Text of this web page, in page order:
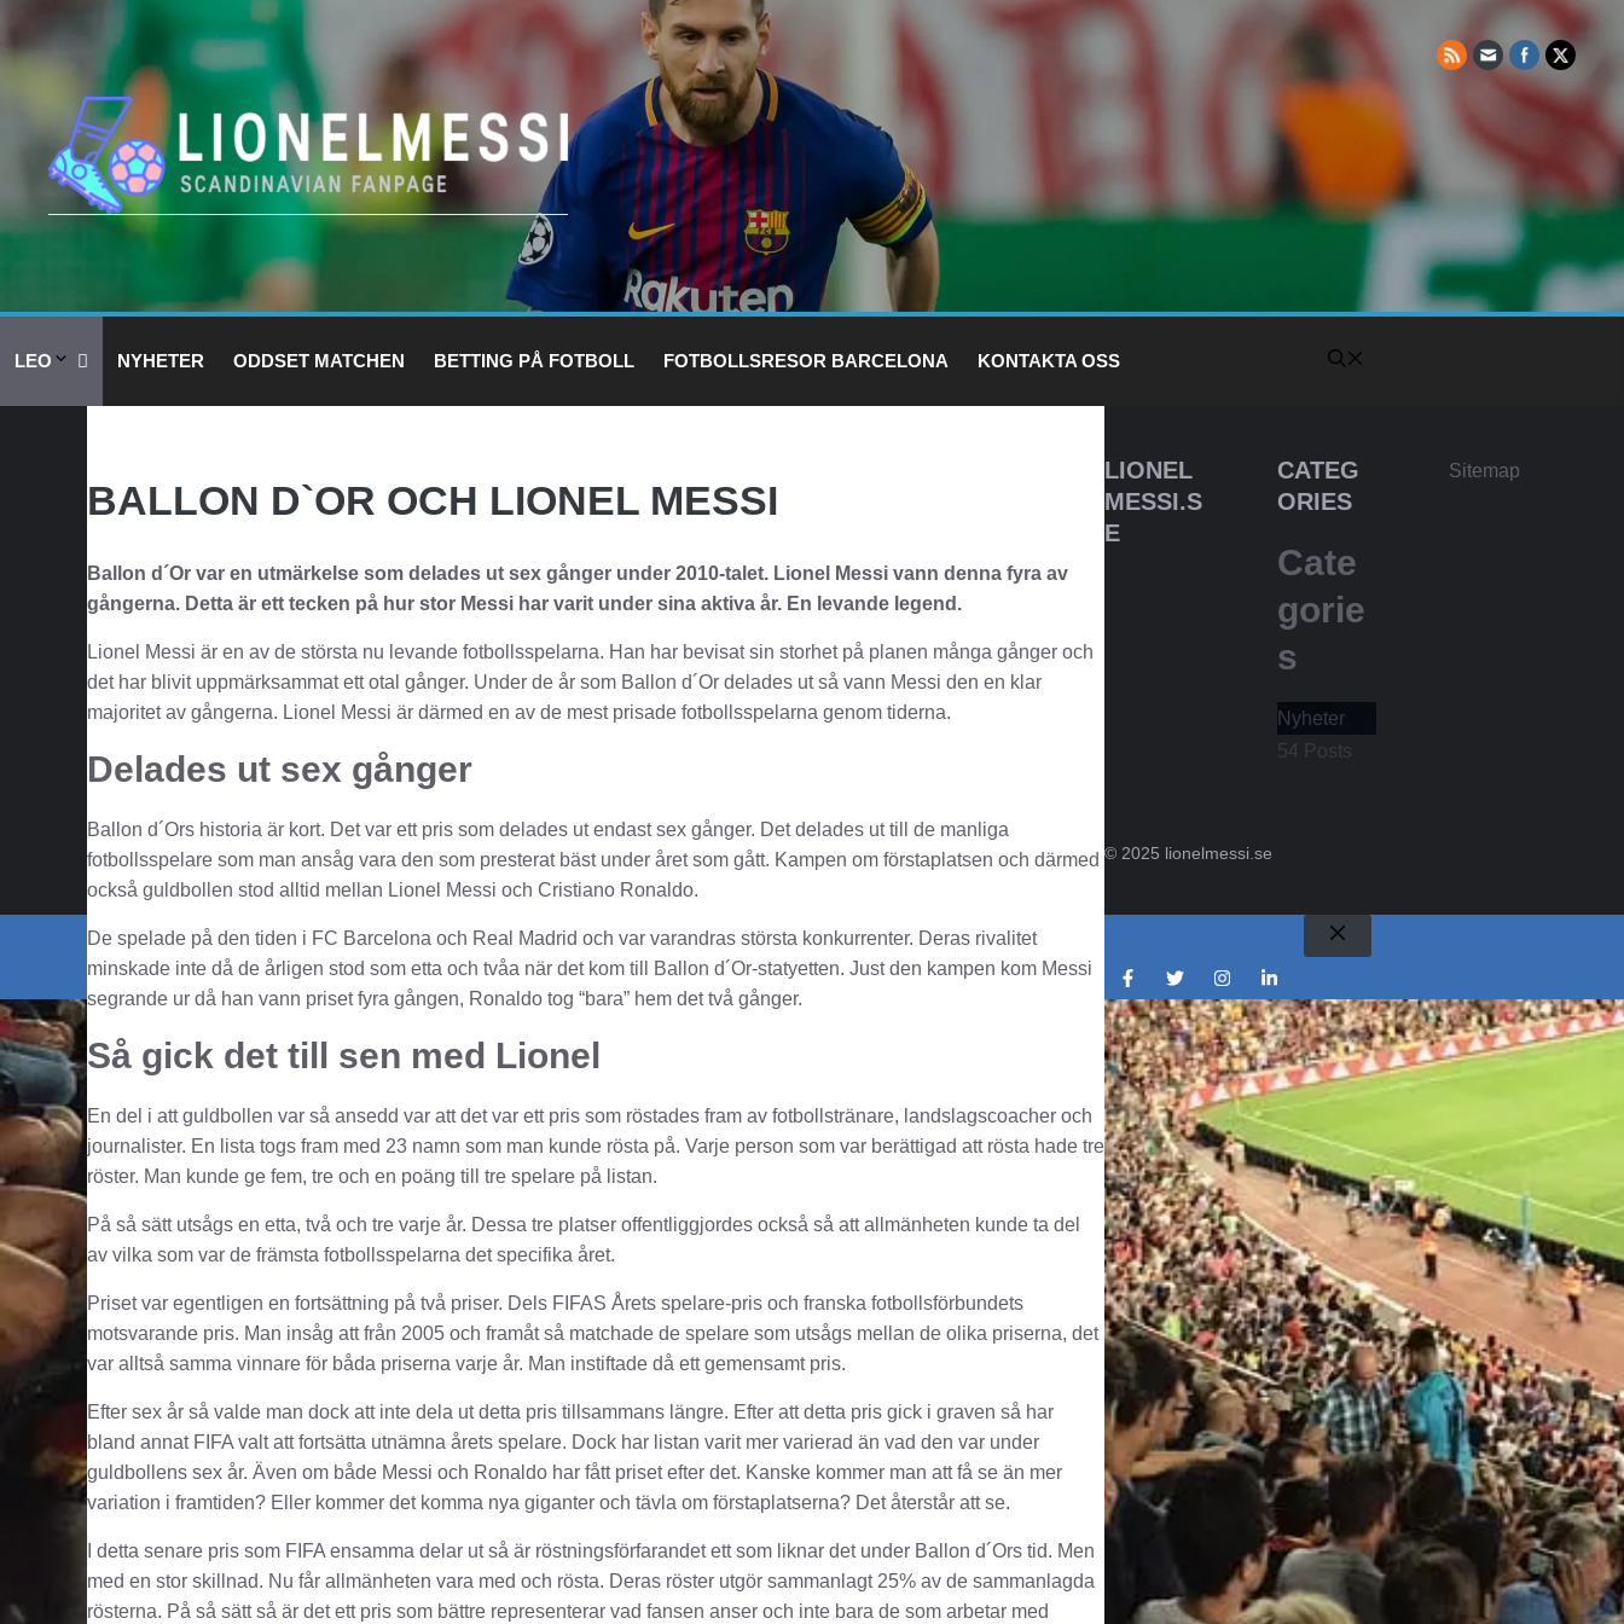
till
LEO NYHETER ODDSET MATCHEN BETTING PÅ FOTBOLL FOTBOLLSRESOR BARCELONA KONTAKTA OSS
BALLON D`OR OCH LIONEL MESSI
Ballon d´Or var en utmärkelse som delades ut sex gånger under 2010-talet. Lionel Messi vann denna fyra av
gångerna. Detta är ett tecken på hur stor Messi har varit under sina aktiva år. En levande legend.
Lionel Messi är en av de största nu levande fotbollsspelarna. Han har bevisat sin storhet på planen många gånger och
det har blivit uppmärksammat ett otal gånger. Under de år som Ballon d´Or delades ut så vann Messi den en klar
majoritet av gångerna. Lionel Messi är därmed en av de mest prisade fotbollsspelarna genom tiderna.
Delades ut sex gånger
Ballon d´Ors historia är kort. Det var ett pris som delades ut endast sex gånger. Det delades ut till de manliga
fotbollsspelare som man ansåg vara den som presterat bäst under året som gått. Kampen om förstaplatsen och därmed
också guldbollen stod alltid mellan Lionel Messi och Cristiano Ronaldo.
De spelade på den tiden i FC Barcelona och Real Madrid och var varandras största konkurrenter. Deras rivalitet
minskade inte då de årligen stod som etta och tvåa när det kom till Ballon d´Or-statyetten. Just den kampen kom Messi
segrande ur då han vann priset fyra gången, Ronaldo tog “bara” hem det två gånger.
Så gick det till sen med Lionel
En del i att guldbollen var så ansedd var att det var ett pris som röstades fram av fotbollstränare, landslagscoacher och
journalister. En lista togs fram med 23 namn som man kunde rösta på. Varje person som var berättigad att rösta hade tre
röster. Man kunde ge fem, tre och en poäng till tre spelare på listan.
På så sätt utsågs en etta, två och tre varje år. Dessa tre platser offentliggjordes också så att allmänheten kunde ta del
av vilka som var de främsta fotbollsspelarna det specifika året.
Priset var egentligen en fortsättning på två priser. Dels FIFAS Årets spelare-pris och franska fotbollsförbundets
motsvarande pris. Man insåg att från 2005 och framåt så matchade de spelare som utsågs mellan de olika priserna, det
var alltså samma vinnare för båda priserna varje år. Man instiftade då ett gemensamt pris.
Efter sex år så valde man dock att inte dela ut detta pris tillsammans längre. Efter att detta pris gick i graven så har
bland annat FIFA valt att fortsätta utnämna årets spelare. Dock har listan varit mer varierad än vad den var under
guldbollens sex år. Även om både Messi och Ronaldo har fått priset efter det. Kanske kommer man att få se än mer
variation i framtiden? Eller kommer det komma nya giganter och tävla om förstaplatserna? Det återstår att se.
I detta senare pris som FIFA ensamma delar ut så är röstningsförfarandet ett som liknar det under Ballon d´Ors tid. Men
med en stor skillnad. Nu får allmänheten vara med och rösta. Deras röster utgör sammanlagt 25% av de sammanlagda
rösterna. På så sätt så är det ett pris som bättre representerar vad fansen anser och inte bara de som arbetar med
LIONEL
MESSI.S
E
CATEG
ORIES
Cate
gorie
s
Nyheter
54 Posts
Sitemap
© 2025 lionelmessi.se